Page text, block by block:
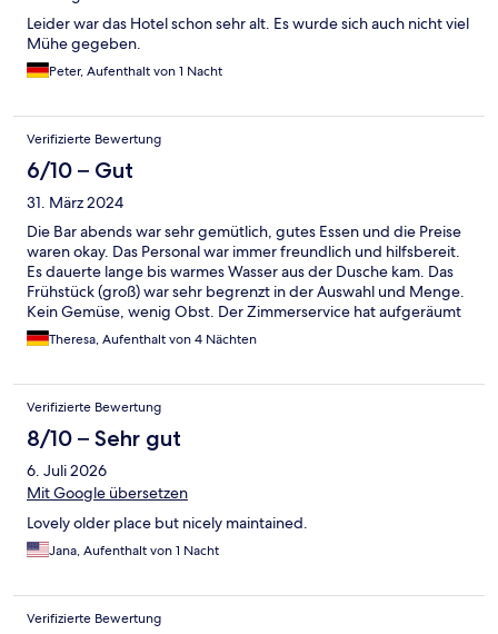
Leider war das Hotel schon sehr alt. Es wurde sich auch nicht viel
Mühe gegeben.
Peter, Aufenthalt von 1 Nacht
Verifizierte Bewertung
6/10 – Gut
31. März 2024
Die Bar abends war sehr gemütlich, gutes Essen und die Preise
waren okay. Das Personal war immer freundlich und hilfsbereit.
Es dauerte lange bis warmes Wasser aus der Dusche kam. Das
Frühstück (groß) war sehr begrenzt in der Auswahl und Menge.
Kein Gemüse, wenig Obst. Der Zimmerservice hat aufgeräumt
aber nicht alles geputzt. Viele kleine Schäden in den Räumen.
Theresa, Aufenthalt von 4 Nächten
Verifizierte Bewertung
8/10 – Sehr gut
6. Juli 2026
Mit Google übersetzen
Lovely older place but nicely maintained.
Jana, Aufenthalt von 1 Nacht
Verifizierte Bewertung